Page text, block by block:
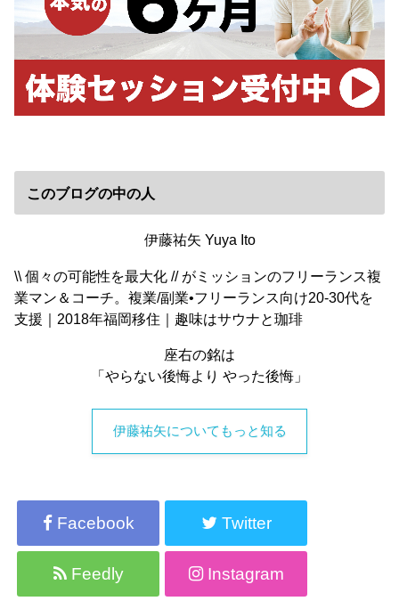
このブログの中の人
伊藤祐矢 Yuya Ito
\\ 個々の可能性を最大化 // がミッションのフリーランス複
業マン＆コーチ。複業/副業•フリーランス向け20-30代を
支援｜2018年福岡移住｜趣味はサウナと珈琲
座右の銘は
「やらない後悔より やった後悔」
伊藤祐矢についてもっと知る
Facebook Twitter
Feedly Instagram